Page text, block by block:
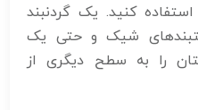
کنید. یک گردنبند
شیک و حتی یک
را به سطح دیگری از